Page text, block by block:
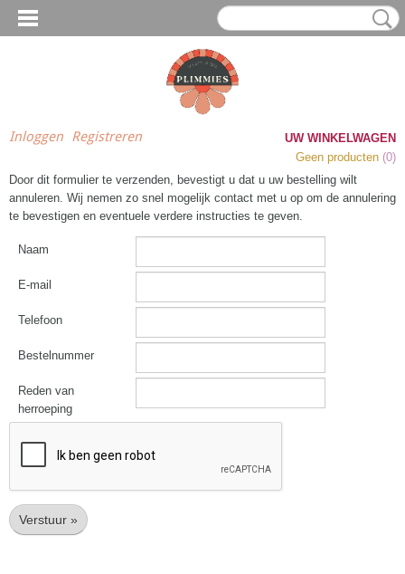
Inloggen Registreren
UW WINKELWAGEN
Geen producten (0)
Door dit formulier te verzenden, bevestigt u dat u uw bestelling wilt
annuleren. Wij nemen zo snel mogelijk contact met u op om de annulering
te bevestigen en eventuele verdere instructies te geven.
Naam
E-mail
Telefoon
Bestelnummer
Reden van
herroeping
Verstuur »